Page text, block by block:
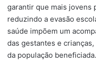
garantir que mais jovens
reduzindo a evasão
saúde impõem um
das gestantes e
da população beneficiada.